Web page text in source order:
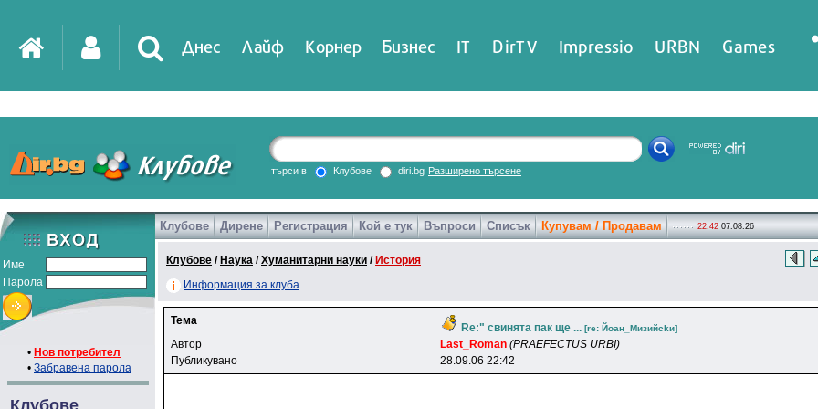
Днес Лайф Корнер Бизнес IT DirTV Impressio URBN Games
търси в Клубове diri.bg Разширено търсене
Име
Парола
• Нов потребител
• Забравена парола
Клубове
Клубове Дирене Регистрация Кой е тук Въпроси Списък Купувам / Продавам 22:42 07.08.26
Клубове / Наука /Хуманитарни науки / История
Информация за клуба
Тема
Re:" свинята пак ще ... [re: Йoaн_Mизийckи]
Автор Last_Roman (PRAEFECTUS URBI)
Публикувано
28.09.06 22:42